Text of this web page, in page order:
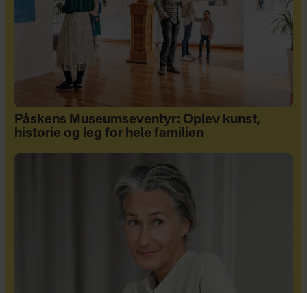
Påskens Museumseventyr: Oplev kunst,
historie og leg for hele familien